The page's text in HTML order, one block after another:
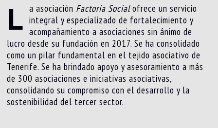
L a asociación Factoría Socialofrece un servicio
integral y especializado de fortalecimiento y
acompañamiento a asociaciones sin ánimo de
lucro desde su fundación en 2017. Se ha consolidado
como un pilar fundamental en el tejido asociativo de
Tenerife. Se ha brindado apoyo y asesoramiento a más
de 300 asociaciones e iniciativas asociativas,
consolidando su compromiso con el desarrollo y la
sostenibilidad del tercer sector.